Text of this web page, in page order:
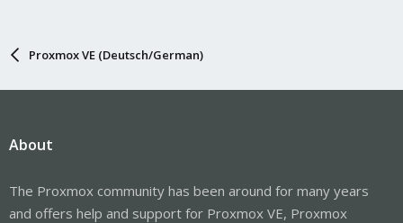
Proxmox VE (Deutsch/German)
About
The Proxmox community has been around for many years
and offers help and support for Proxmox VE, Proxmox